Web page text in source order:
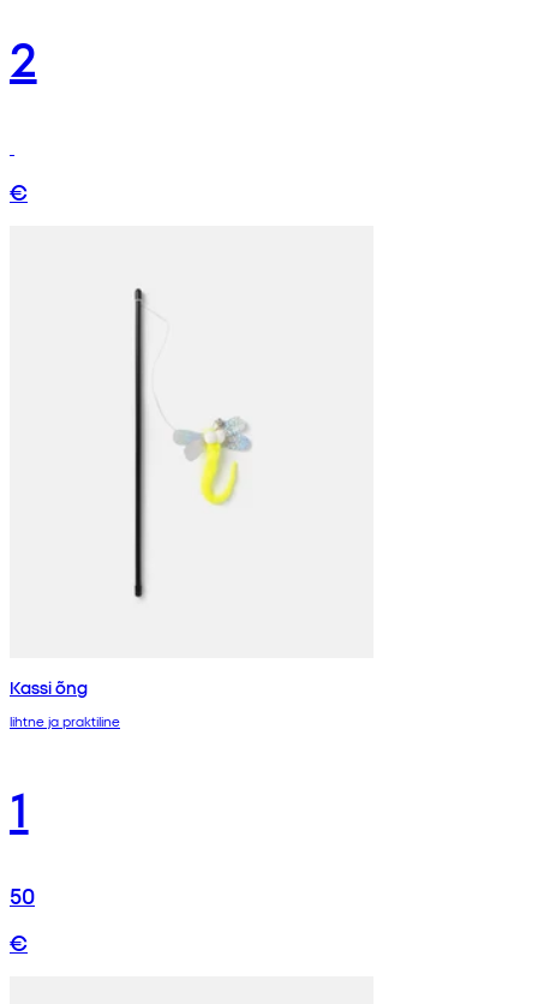
2
€
Kassi õng
lihtne ja praktiline
1
50
€